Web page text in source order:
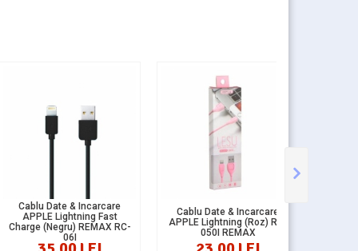
Cablu Date & Incarcare
APPLE Lightning Fast
Charge (Negru) REMAX RC-
06I
Cablu Date & Incarcare
APPLE Lightning (Roz) RC-
050I REMAX